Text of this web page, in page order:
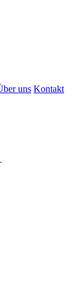
uns Kontakt